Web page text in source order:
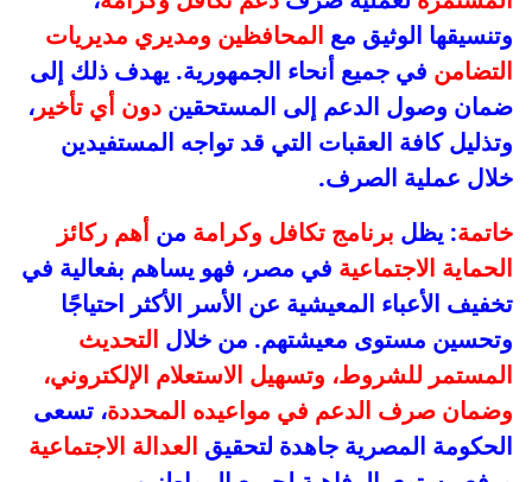
وتنسيقها الوثيق مع المحافظين ومديري مديريات
التضامن في جميع أنحاء الجمهورية. يهدف ذلك إلى
ضمان وصول الدعم إلى المستحقين دون أي تأخير،
وتذليل كافة العقبات التي قد تواجه المستفيدين
خلال عملية الصرف.
خاتمة: يظل برنامج تكافل وكرامة من أهم ركائز
الحماية الاجتماعية في مصر، فهو يساهم بفعالية في
تخفيف الأعباء المعيشية عن الأسر الأكثر احتياجًا
وتحسين مستوى معيشتهم. من خلال التحديث
المستمر للشروط، وتسهيل الاستعلام الإلكتروني،
وضمان صرف الدعم في مواعيده المحددة، تسعى
الحكومة المصرية جاهدة لتحقيق العدالة الاجتماعية